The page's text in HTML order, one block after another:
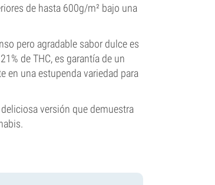
de hasta 600g/m² bajo una
pero agradable sabor dulce es
de THC, es garantía de un
en una estupenda variedad para
versión que demuestra